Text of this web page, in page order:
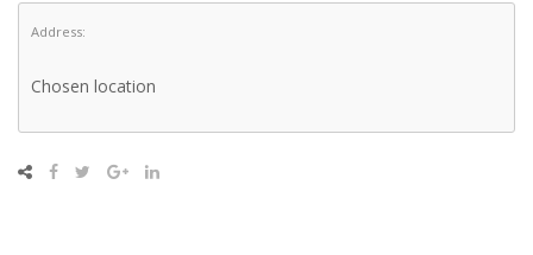
Address:
Chosen location